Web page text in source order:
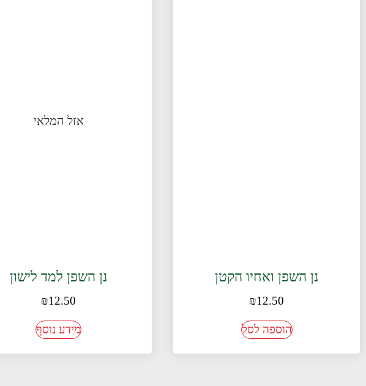
נן השפן ואחיו הקטן
₪12.50
הוספה לסל
נן השפן למד לישון
₪12.50
מידע נוסף